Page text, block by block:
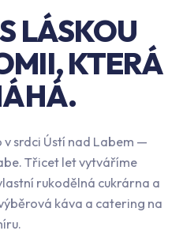
LÁSKOU
KTERÁ
v srdci Ústí nad Labem —
Třicet let vytváříme
rukodělná cukrárna a
káva a catering na